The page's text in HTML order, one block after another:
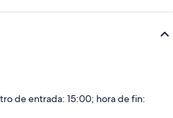
de entrada: 15:00; hora de fin: